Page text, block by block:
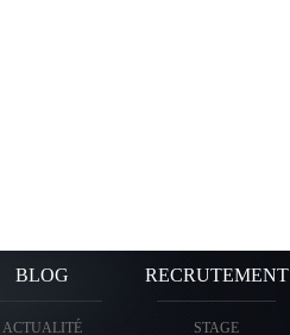
BLOG
ACTUALITÉ
RECRUTEMENT
STAGE